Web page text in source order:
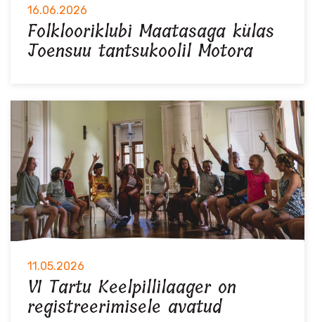
16.06.2026
Folklooriklubi Maatasaga külas
Joensuu tantsukoolil Motora
11.05.2026
VI Tartu Keelpillilaager on
registreerimisele avatud